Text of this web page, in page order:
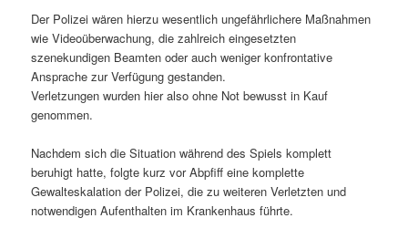
Der Polizei wären hierzu wesentlich ungefährlichere Maßnahmen
wie Videoüberwachung, die zahlreich eingesetzten
szenekundigen Beamten oder auch weniger konfrontative
Ansprache zur Verfügung gestanden.
Verletzungen wurden hier also ohne Not bewusst in Kauf
genommen.
Nachdem sich die Situation während des Spiels komplett
beruhigt hatte, folgte kurz vor Abpfiff eine komplette
Gewalteskalation der Polizei, die zu weiteren Verletzten und
notwendigen Aufenthalten im Krankenhaus führte.